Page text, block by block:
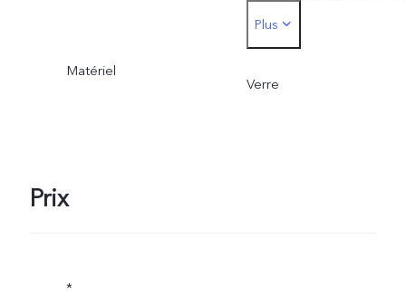
mesure et les fournitures
de matériel.
Plus
Matériel
Verre
Prix
*